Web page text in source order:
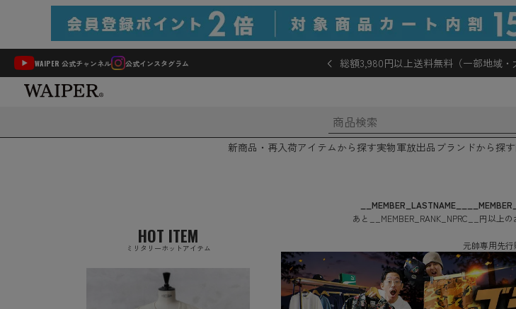
WAIPER 公式チャンネル 公式インスタグラム 総額3,980円以上送料無料（一部地域・
新商品・再入荷アイテムから探す実物軍放出品 ブランドから探す
__MEMBER_LASTNAME__
あと
__MEMBER_RANK_NPRC__ 円以上の
元帥専用先
HOT ITEM
ミリタリーホットアイテム